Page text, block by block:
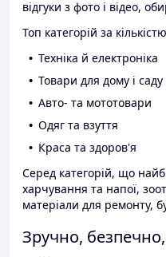
відгуки з фото і відео,
Топ категорій за
Техніка й електроніка
Товари для дому і саду
Авто- та мототовари
Одяг та взуття
Краса та здоров'я
Серед категорій, що
харчування та напої,
матеріали для ремонту,
Зручно,